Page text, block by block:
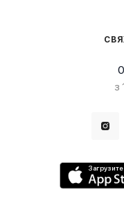
з
Загрузите